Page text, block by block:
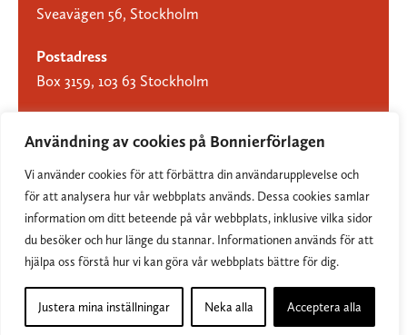
Användning av cookies på Bonnierförlagen
Vi använder cookies för att förbättra din användarupplevelse och
för att analysera hur vår webbplats används. Dessa cookies samlar
information om ditt beteende på vår webbplats, inklusive vilka sidor
du besöker och hur länge du stannar. Informationen används för att
hjälpa oss förstå hur vi kan göra vår webbplats bättre för dig.
Justera mina inställningar Neka alla Acceptera alla
Sveavägen 56, Stockholm
Postadress
Box 3159, 103 63 Stockholm
Om Bonnierförlagen
Cookies
Integritetspolicy